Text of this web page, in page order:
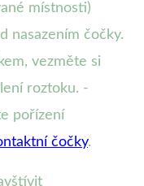
místnosti)
nasazením čočky.
vezměte si
roztoku. -
pořízení
čočky.